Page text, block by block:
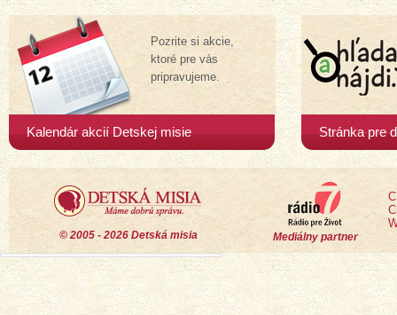
Pozrite si akcie,
ktoré pre vás
pripravujeme.
Kalendár akcií Detskej misie Stránka pre
© 2005 - 2026 Detská misia Mediálny partner